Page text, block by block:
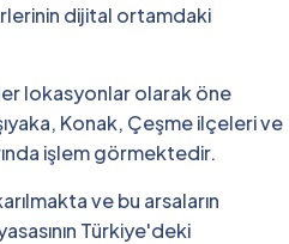
dijital ortamdaki
lokasyonlar olarak öne
Konak, Çeşme ilçeleri ve
işlem görmektedir.
ve bu arsaların
Türkiye'deki